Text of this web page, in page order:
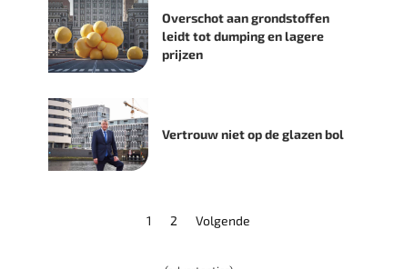
Overschot aan grondstoffen
leidt tot dumping en lagere
prijzen
Vertrouw niet op de glazen bol
1 2 Volgende